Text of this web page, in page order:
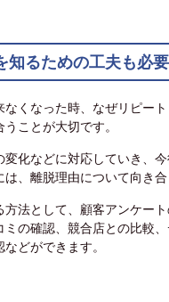
知るための工夫も必要
なくなった時、なぜリピー
ことが大切です。
変化などに対応していき、
、離脱理由について向き合
方法として、顧客アンケー
ミの確認、競合店との比較
どができます。